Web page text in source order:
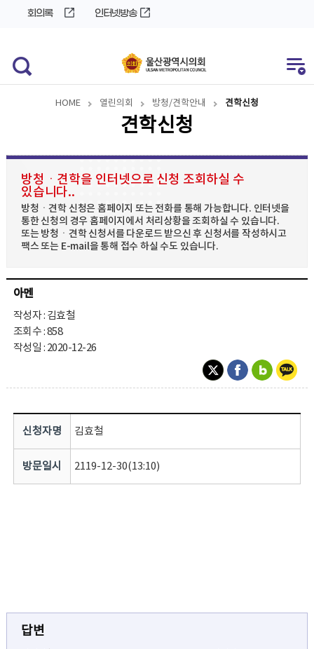
회의록 인터넷방송
HOME 열린의회 방청/견학안내 견학신청
견학신청
방청ㆍ견학을 인터넷으로 신청 조회하실 수
있습니다..
방청ㆍ견학 신청은 홈페이지 또는 전화를 통해 가능합니다. 인터넷을
통한 신청의 경우 홈페이지에서 처리상황을 조회하실 수 있습니다.
또는 방청ㆍ견학 신청서를 다운로드 받으신 후 신청서를 작성하시고
팩스 또는 E-mail을 통해 접수 하실 수도 있습니다.
아멘
작성자 : 김효철
조회수 : 858
작성일 : 2020-12-26
신청자명 김효철
방문일시 2119-12-30(13:10)
답변